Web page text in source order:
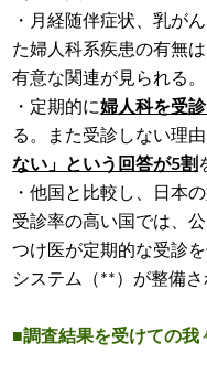
・月経随伴症状、乳が
た婦人科系疾患の有無
有意な関連が見られる。
・定期的に婦人科を受
る。また受診しない理由
ない」という回答が5割
・他国と比較し、日本
受診率の高い国では、
つけ医が定期的な受診
システム（**）が整備さ
■調査結果を受けての我